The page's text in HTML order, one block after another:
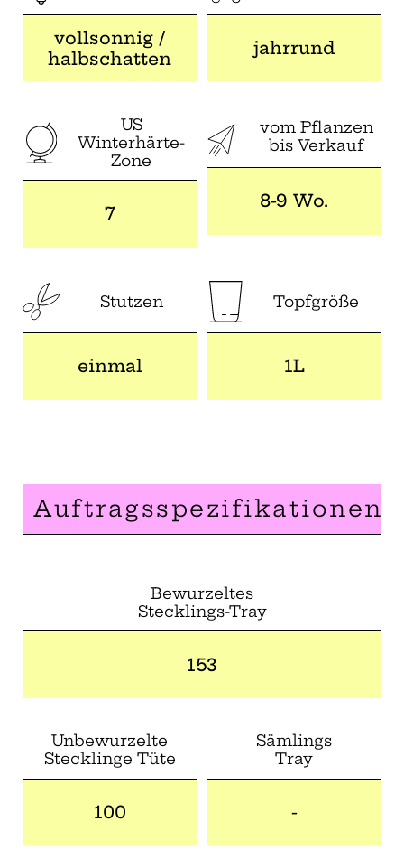
vollsonnig /
halbschatten
jahrrund
US
Winterhärte-
Zone
7
vom Pflanzen
bis Verkauf
8-9 Wo.
Stutzen
einmal
Topfgröße
1L
Auftragsspezifikationen
Bewurzeltes
Stecklings-Tray
153
Unbewurzelte
Stecklinge Tüte
100
Sämlings
Tray
-